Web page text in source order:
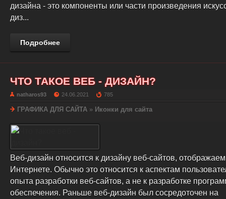
дизайна - это компоненты или части произведения
диз...
Подробнее
ЧТО ТАКОЕ ВЕБ - ДИЗАЙН?
natharos93 24.06.2021 785
ГРАФИКА ДЛЯ САЙТА » Иконки для сайта
Веб-дизайн относится к дизайну веб-сайтов,
Интернете. Обычно это относится к аспектам
опыта разработки веб-сайтов, а не к разработке
обеспечения. Раньше веб-дизайн был сосредоточен на